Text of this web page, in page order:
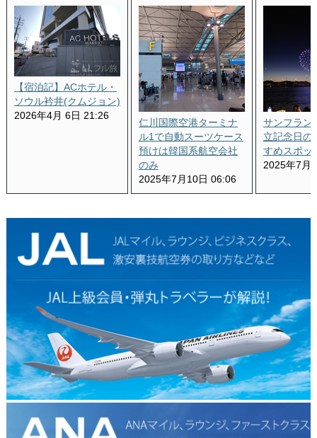
【宿泊記】ACホテル・
ソウル衿井(クムジョン)
2026年4月 6日 21:26
仁川国際空港ターミナ
ル1で自動スーツケース
預けは韓国系航空会社
のみ
2025年7月10日 06:06
サンフラン
立記念日の
すめスポッ
2025年7月